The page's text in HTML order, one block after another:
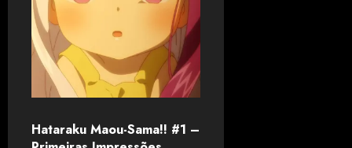
Hataraku Maou-Sama!! #1 –